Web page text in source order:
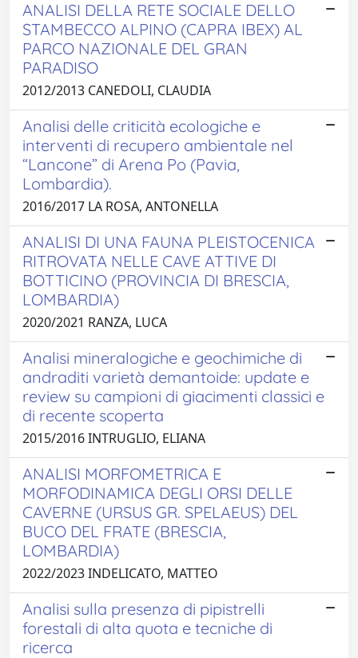
ANALISI DELLA RETE SOCIALE DELLO
STAMBECCO ALPINO (CAPRA IBEX) AL
PARCO NAZIONALE DEL GRAN
PARADISO
2012/2013 CANEDOLI, CLAUDIA
Analisi delle criticità ecologiche e
interventi di recupero ambientale nel
“Lancone” di Arena Po (Pavia,
Lombardia).
2016/2017 LA ROSA, ANTONELLA
ANALISI DI UNA FAUNA PLEISTOCENICA
RITROVATA NELLE CAVE ATTIVE DI
BOTTICINO (PROVINCIA DI BRESCIA,
LOMBARDIA)
2020/2021 RANZA, LUCA
Analisi mineralogiche e geochimiche di
andraditi varietà demantoide: update e
review su campioni di giacimenti classici e
di recente scoperta
2015/2016 INTRUGLIO, ELIANA
ANALISI MORFOMETRICA E
MORFODINAMICA DEGLI ORSI DELLE
CAVERNE (URSUS GR. SPELAEUS) DEL
BUCO DEL FRATE (BRESCIA,
LOMBARDIA)
2022/2023 INDELICATO, MATTEO
Analisi sulla presenza di pipistrelli
forestali di alta quota e tecniche di
ricerca